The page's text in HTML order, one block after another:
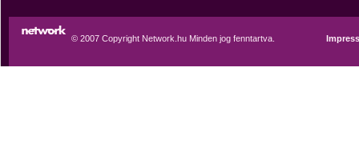
© 2007 Copyright Network.hu Minden jog fenntartva.